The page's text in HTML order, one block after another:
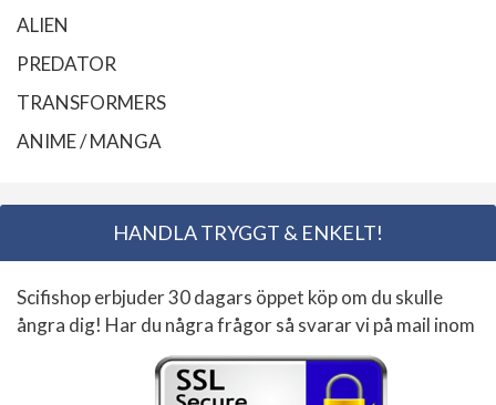
ALIEN
PREDATOR
TRANSFORMERS
ANIME / MANGA
HANDLA TRYGGT & ENKELT!
Scifishop erbjuder 30 dagars öppet köp om du skulle
ångra dig! Har du några frågor så svarar vi på mail inom